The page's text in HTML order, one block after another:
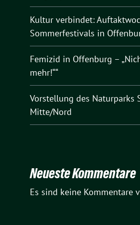
Kultur verbindet:
Sommerfestivals in
Femizid in Offenburg –
mehr!““
Vorstellung des Naturparks
Mitte/Nord
Neueste Kommentare
Es sind keine Kommentare